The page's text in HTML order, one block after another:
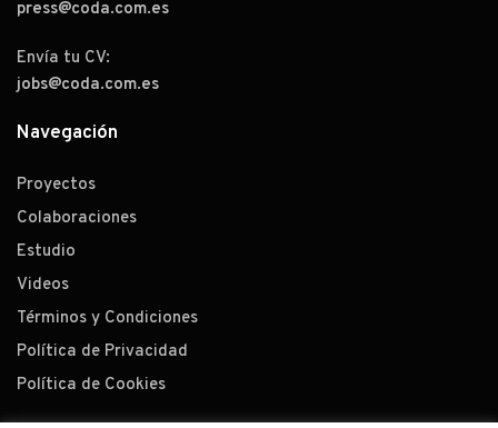
press@coda.com.es
Envía tu CV:
jobs@coda.com.es
Navegación
Proyectos
Colaboraciones
Estudio
Videos
Términos y Condiciones
Política de Privacidad
Política de Cookies